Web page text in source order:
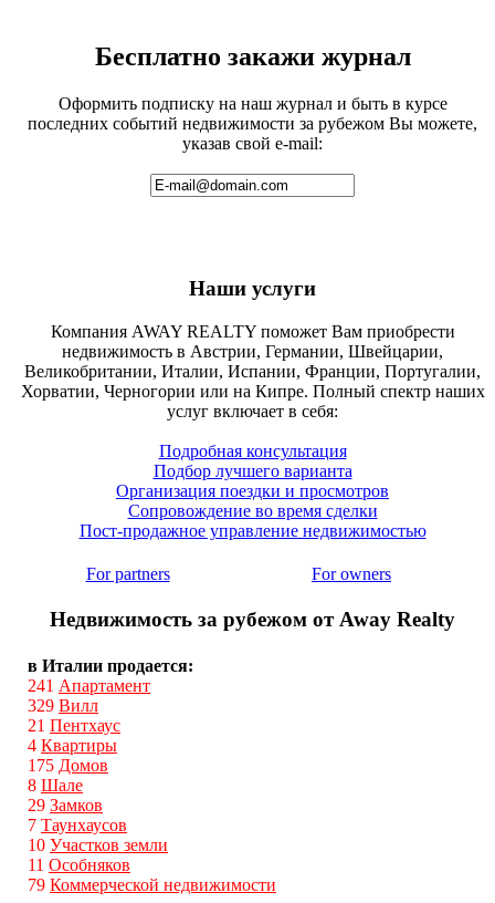
Бесплатно закажи журнал
Оформить подписку на наш журнал и быть в курсе
последних событий недвижимости за рубежом Вы можете,
указав свой e-mail:
Наши услуги
Компания AWAY REALTY поможет Вам приобрести
недвижимость в Австрии, Германии, Швейцарии,
Великобритании, Италии, Испании, Франции, Португалии,
Хорватии, Черногории или на Кипре. Полный спектр наших
услуг включает в себя:
Подробная консультация
Подбор лучшего варианта
Организация поездки и просмотров
Сопровождение во время сделки
Пост-продажное управление недвижимостью
For partners For owners
Недвижимость за рубежом от Away Realty
в Италии продается:
241 Апартамент
329 Вилл
21 Пентхаус
4 Квартиры
175 Домов
8 Шале
29 Замков
7 Таунхаусов
10 Участков земли
11 Особняков
79 Коммерческой недвижимости